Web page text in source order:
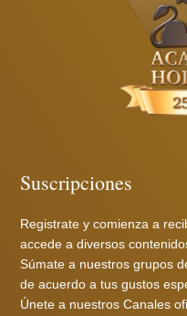
Suscripciones
Registrate y comienza a
accede a diversos
Súmate a nuestros grupos
de acuerdo a tus gustos
Únete a nuestros Canales